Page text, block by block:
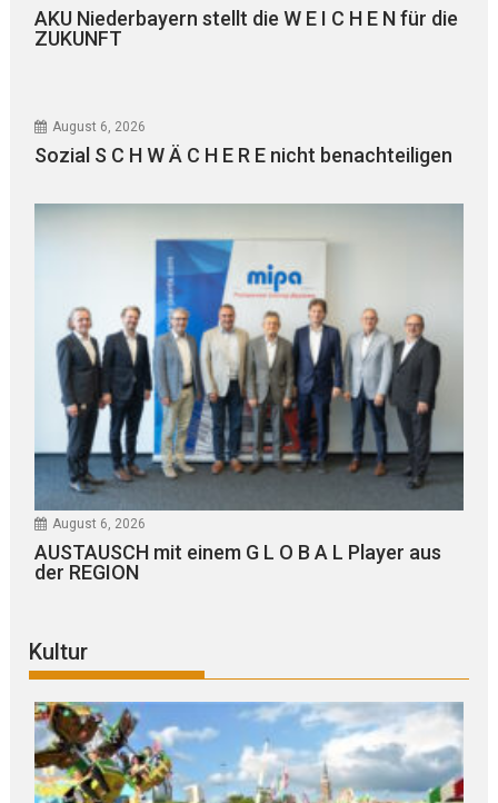
AKU Niederbayern stellt die W E I C H E N für die
ZUKUNFT
August 6, 2026
Sozial S C H W Ä C H E R E nicht benachteiligen
August 6, 2026
AUSTAUSCH mit einem G L O B A L Player aus
der REGION
Kultur